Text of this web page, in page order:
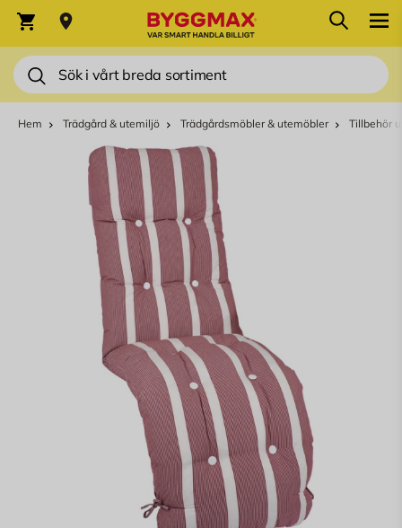
Sök
Varukorg Sök
Hem Trädgård & utemiljö Trädgårdsmöbler & utemöbler Tillbehör